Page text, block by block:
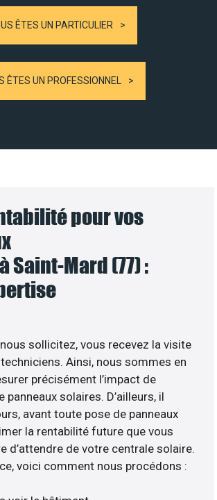
ÊTES UN PARTICULIER
ÊTES UN PROFESSIONNEL
pour vos
Saint-Mard (77) :
sollicitez, vous recevez la visite
techniciens. Ainsi, nous sommes en
précisément l’impact de
panneaux solaires. D’ailleurs, il
avant toute pose de panneaux
la rentabilité future que vous
d’attendre de votre centrale solaire.
voici comment nous procédons :